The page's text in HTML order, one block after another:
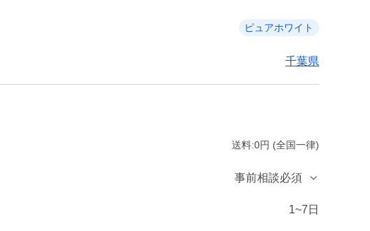
ピュアホワイト
千葉県
送料:0円 (全国一律)
事前相談必須
1~7日